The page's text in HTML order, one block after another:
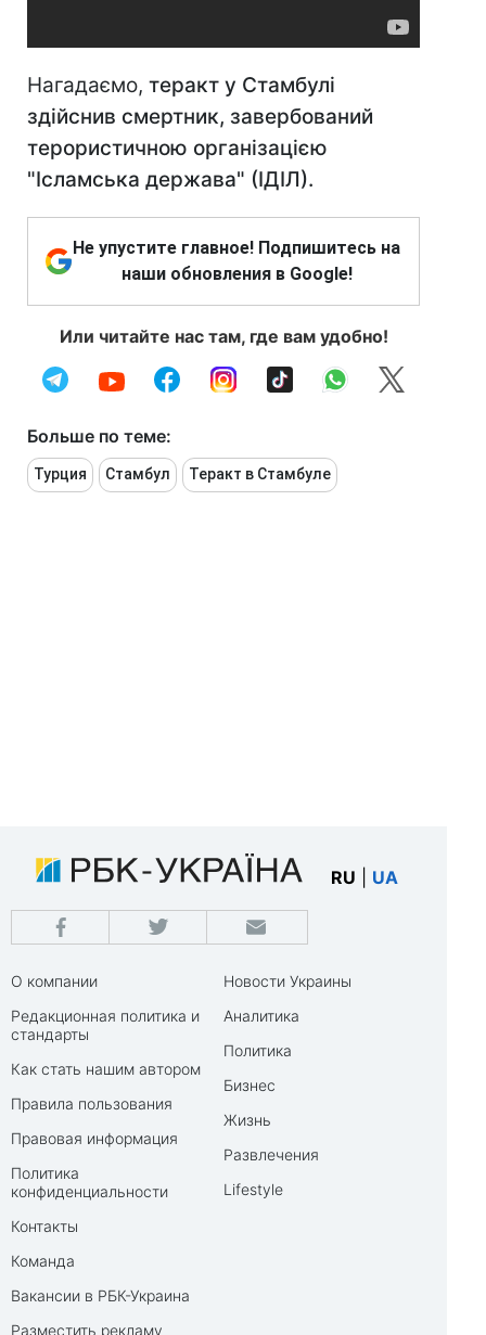
Нагадаємо, теракт у Стамбулі
здійснив смертник, завербований
терористичною організацією
"Ісламська держава" (ІДІЛ).
Не упустите главное! Подпишитесь на
наши обновления в Google!
Или читайте нас там, где вам удобно!
Больше по теме:
Турция Стамбул Теракт в Стамбуле
RU UA
О компании
Редакционная политика и
стандарты
Как стать нашим автором
Правила пользования
Правовая информация
Политика
конфиденциальности
Контакты
Команда
Вакансии в РБК-Украина
Разместить рекламу
Новости Украины
Аналитика
Политика
Бизнес
Жизнь
Развлечения
Lifestyle